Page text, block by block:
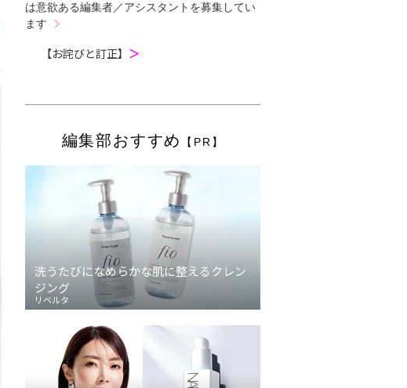
は意欲ある編集者／アシスタントを募集してい
ます
【お詫びと訂正】 ＞
編集部おすすめ 【PR】
洗うたびになめらかな肌に整えるクレン
ジング
リベルタ